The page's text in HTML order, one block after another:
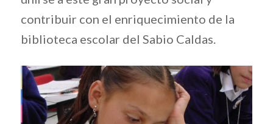
contribuir con el enriquecimiento de la
biblioteca escolar del Sabio Caldas.